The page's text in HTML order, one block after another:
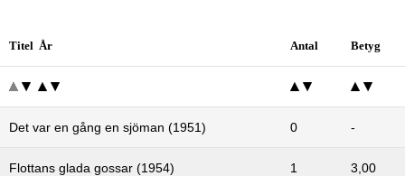
Titel År Antal Betyg
Det var en gång en sjöman (1951) 0 -
Flottans glada gossar (1954) 1 3,00